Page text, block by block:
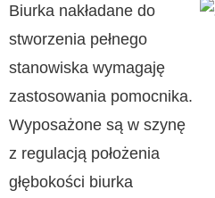
Biurka nakładane do
stworzenia pełnego
stanowiska wymagaję
zastosowania pomocnika.
Wyposażone są w szynę
z regulacją położenia
głębokości biurka